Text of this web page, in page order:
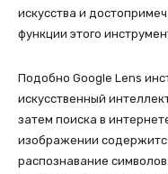
искусства и
функции этого
Подобно Google Lens
искусственный
затем поиска в
изображении
распознавание